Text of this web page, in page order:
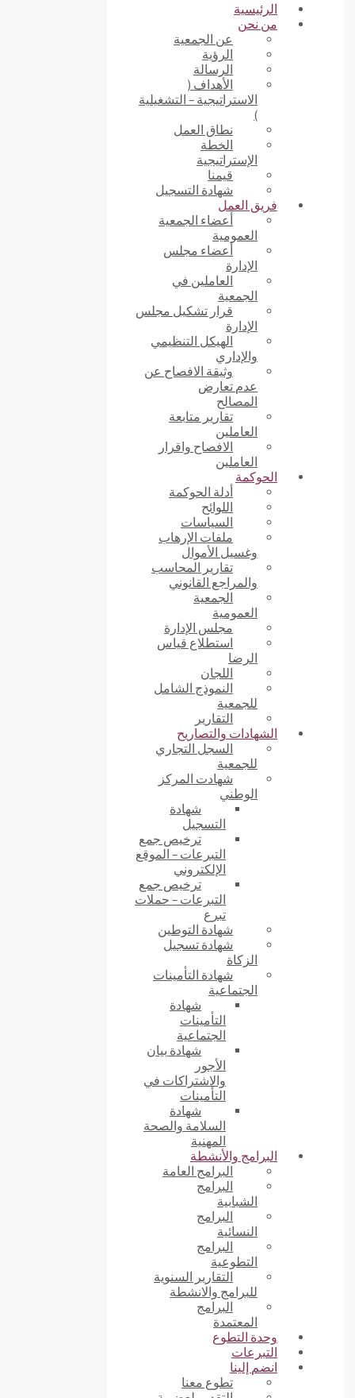
الرئيسية
من نحن
عن الجمعية
الرؤية
الرسالة
الأهداف (
الاستراتيجية – التشغيلية
)
نطاق العمل
الخطة
الإستراتيجية
قيمنا
شهادة التسجيل
فريق العمل
أعضاء الجمعية
العمومية
أعضاء مجلس
الإدارة
العاملين في
الجمعية
قرار تشكيل مجلس
الإدارة
الهيكل التنظيمي
والإداري
وثيقة الافصاح عن
عدم تعارض
المصالح
تقارير متابعة
العاملين
الافصاح واقرار
العاملين
الحوكمة
أدلة الحوكمة
اللوائح
السياسات
ملفات الإرهاب
وغسيل الأموال
تقارير المحاسب
والمراجع القانوني
الجمعية
العمومية
مجلس الإدارة
استطلاع قياس
الرضا
اللجان
النموذج الشامل
للجمعية
التقارير
الشهادات والتصاريح
السجل التجاري
للجمعية
شهادت المركز
الوطني
شهادة
التسجيل
ترخيص جمع
التبرعات – الموقع
الإلكتروني
ترخيص جمع
التبرعات – حملات
تبرع
شهادة التوطين
شهادة تسجيل
الزكاة
شهادة التأمينات
الجتماعية
شهادة
التأمينات
الجتماعية
شهادة بيان
الأجور
والاشتراكات في
التأمينات
شهادة
السلامة والصحة
المهنية
البرامج والأنشطة
البرامج العامة
البرامج
الشبابية
البرامج
النسائية
البرامج
التطوعية
التقارير السنوية
للبرامج والانشطة
البرامج
المعتمدة
وحدة التطوع
التبرعات
انضم إلينا
تطوع معنا